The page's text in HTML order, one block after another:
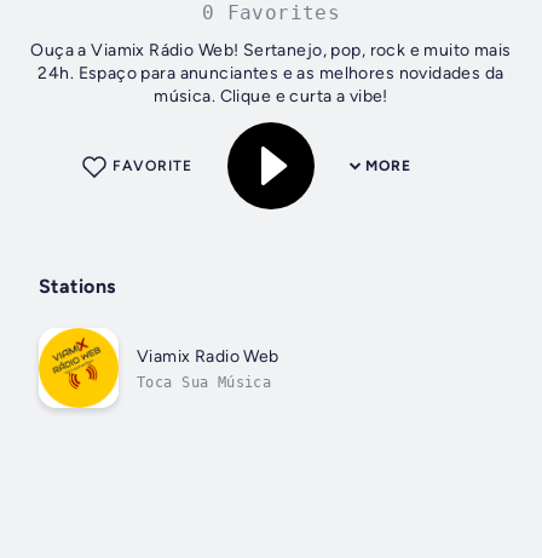
0 Favorites
Ouça a Viamix Rádio Web! Sertanejo, pop, rock e muito mais
24h. Espaço para anunciantes e as melhores novidades da
música. Clique e curta a vibe!
MORE
FAVORITE
Stations
Viamix Radio Web
Toca Sua Música